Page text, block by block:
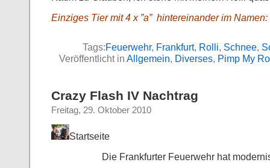
Einziges Tier mit 4 x ”a” hintereinander im
Tags:Feuerwehr, Frankfurt, Rolli, Schnee,
Veröffentlicht in Allgemein, Diverses, Pimp My
Crazy Flash IV Nachtrag
Freitag, 29. Oktober 2010
Startseite
Die Frankfurter Feuerwehr hat